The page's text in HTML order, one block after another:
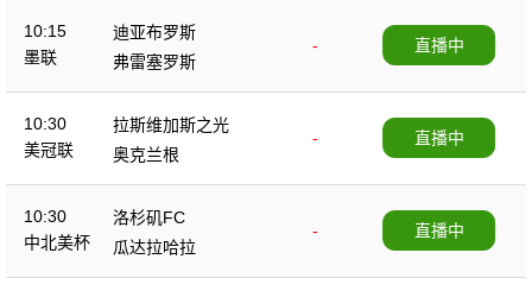
10:15
墨联
迪亚布罗斯
-
弗雷塞罗斯
直播中
10:30
美冠联
拉斯维加斯之光
-
奥克兰根
直播中
10:30
中北美杯
洛杉矶FC
-
瓜达拉哈拉
直播中